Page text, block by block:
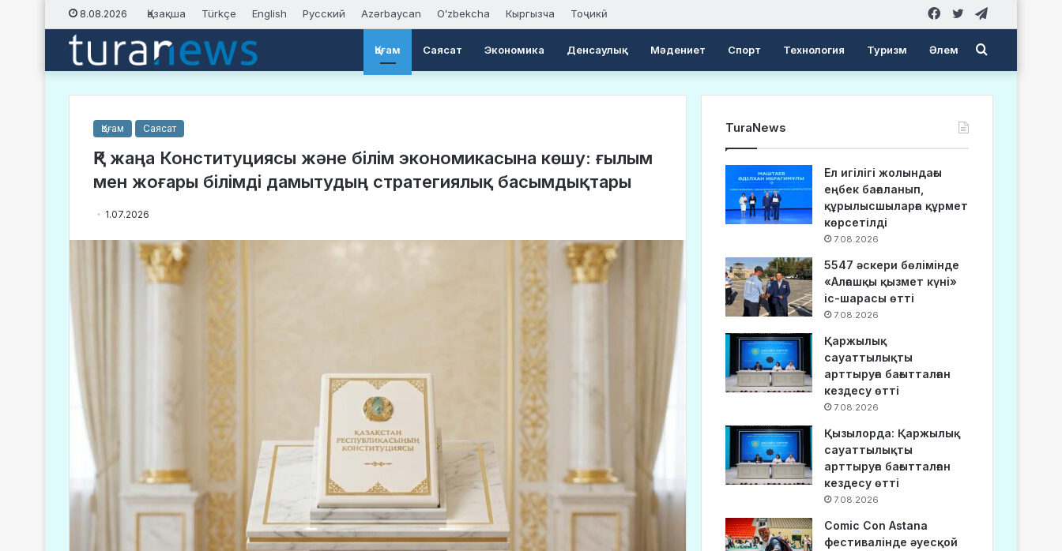
8.08.2026 Қазақша Türkçe English Русский Azərbaycan Oʻzbekcha Кыргызча Тоҷикӣ Twitter
Facebook
Қоғам Саясат Экономика Денсаулық Мәдениет Спорт Технология Туризм Әлем Search
for
Қоғам Саясат
ҚР жаңа Конституциясы және білім экономикасына көшу: ғылым
мен жоғары білімді дамытудың стратегиялық басымдықтары
1.07.2026
TuraNews
Ел игілігі жолындағы
еңбек бағаланып,
құрылысшыларға құрмет
көрсетілді
7.08.2026
5547 әскери бөлімінде
«Алғашқы қызмет күні»
іс-шарасы өтті
7.08.2026
Қаржылық
сауаттылықты
арттыруға бағытталған
кездесу өтті
7.08.2026
Қызылорда: Қаржылық
сауаттылықты
арттыруға бағытталған
кездесу өтті
7.08.2026
Comic Con Astana
фестивалінде әуесқой